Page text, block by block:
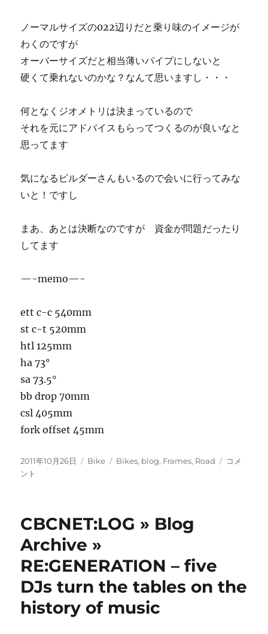
ノーマルサイズの022辺りだと乗り味のイメージが
わくのですが
オーバーサイズだと相当薄いパイプにしないと
硬くて乗れないのかな？なんて思いますし・・・
何となくジオメトリは決まっているので
それを元にアドバイスもらってつくるのが良いなと
思ってます
気になるビルダーさんもいるので会いに行ってみな
いと！ですし
まあ、あとは決断なのですが 資金が問題だったり
してます
—-memo—-
ett c-c 540mm
st c-t 520mm
htl 125mm
ha 73°
sa 73.5°
bb drop 70mm
csl 405mm
fork offset 45mm
投
稿
2011年10月26日
カ
Bike
タ
Bikes, blog, Frames, Road
Road
コメ
ント
CBCNET:LOG » Blog
Archive »
RE:GENERATION – five
DJs turn the tables on the
history of music